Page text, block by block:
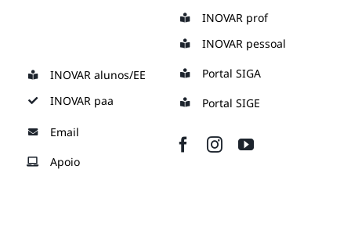
content
INOVAR prof
INOVAR pessoal
INOVAR alunos/EE
INOVAR paa
Portal SIGA
Portal SIGE
Email
Apoio